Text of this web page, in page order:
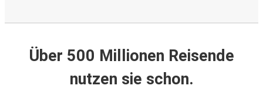
Über 500 Millionen Reisende
nutzen sie schon.